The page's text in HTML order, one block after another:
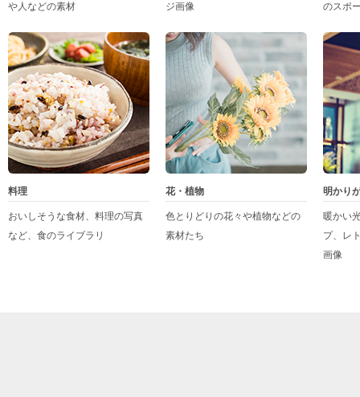
や人などの素材
ジ画像
のスポ
料理
おいしそうな食材、料理の写真
など、食のライブラリ
花・植物
色とりどりの花々や植物などの
素材たち
明かり
暖かい
プ、レ
画像